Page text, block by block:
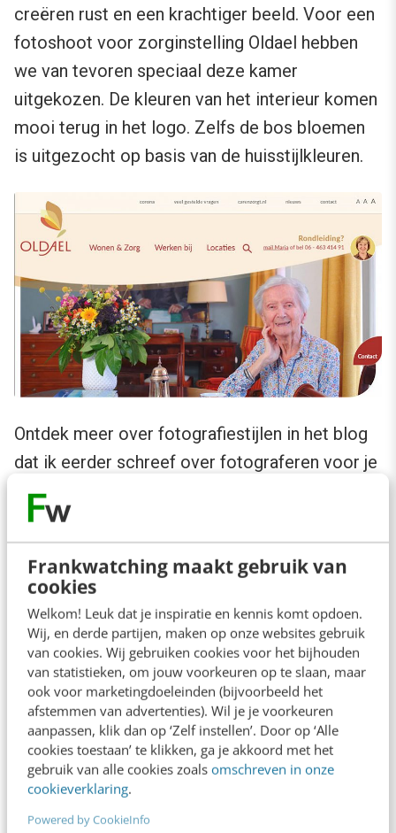
Frankwatching maakt gebruik van
cookies
Welkom! Leuk dat je inspiratie en kennis komt opdoen.
Wij, en derde partijen, maken op onze websites gebruik
van cookies. Wij gebruiken cookies voor het bijhouden
van statistieken, om jouw voorkeuren op te slaan, maar
ook voor marketingdoeleinden (bijvoorbeeld het
afstemmen van advertenties). Wil je je voorkeuren
aanpassen, klik dan op ‘Zelf instellen’. Door op ‘Alle
cookies toestaan’ te klikken, ga je akkoord met het
gebruik van alle cookies zoals omschreven in onze
cookieverklaring.
Powered by CookieInfo
creëren rust en een krachtiger beeld. Voor een
fotoshoot voor zorginstelling Oldael hebben
we van tevoren speciaal deze kamer
uitgekozen. De kleuren van het interieur komen
mooi terug in het logo. Zelfs de bos bloemen
is uitgezocht op basis van de huisstijlkleuren.
Ontdek meer over fotografiestijlen in het blog
dat ik eerder schreef over fotograferen voor je
bedrijfsidentiteit
2. Gebruik schaalbare foto’s
Zorg dat prominente foto’s zoals header-
beelden en openingsfoto’s op de homepage
goed schaalbaar zijn, voor zowel desktop als
mobiel. Ik zie regelmatig header-foto’s waar
belangrijke delen van de foto zijn afgevallen.
Soms wordt een onderwerp op een
standaardscherm (1920×1080 pixels) goed
weergegeven. Maar let op, op een groter
scherm met een resolutie van 2560×1440 (een